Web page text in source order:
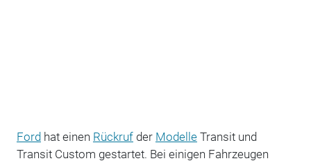
Fordhat einen Rückrufder ModelleTransit und
Transit Custom gestartet. Bei einigen Fahrzeugen